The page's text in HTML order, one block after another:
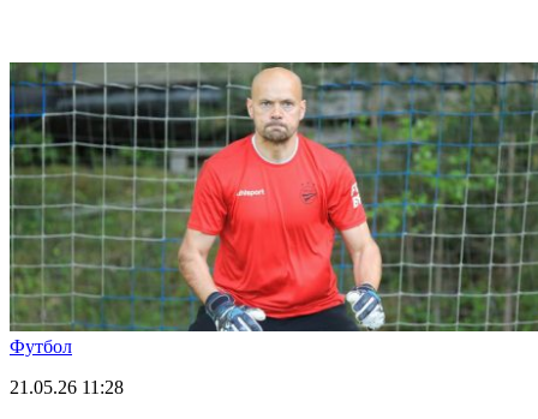
Футбол
21.05.26 11:28